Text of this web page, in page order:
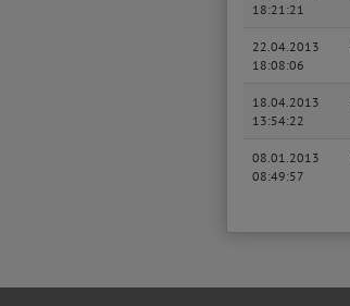
18:21:21
22.04.2013
18:08:06
18.04.2013
13:54:22
08.01.2013
08:49:57